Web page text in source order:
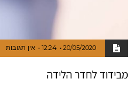
20/05/2020
12:24 אין תגובות
מבידוד לחדר הלידה